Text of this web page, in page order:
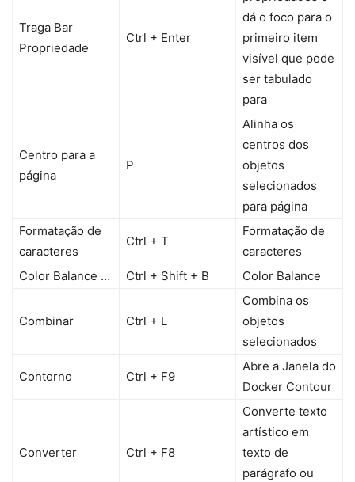
Traga Bar
Propriedade
Ctrl + Enter
dá o foco para o
primeiro item
visível que pode
ser tabulado
para
Centro para a
página
P
Alinha os
centros dos
objetos
selecionados
para página
Formatação de
caracteres
Ctrl + T
Formatação de
caracteres
Color Balance …
Ctrl + Shift + B Color Balance
Combinar Ctrl + L
Combina os
objetos
selecionados
Contorno Ctrl + F9
Abre a Janela do
Docker Contour
Converter Ctrl + F8
Converte texto
artístico em
texto de
parágrafo ou